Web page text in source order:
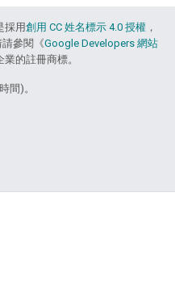
採用創用 CC 姓名標示 4.0 授權 ，
請參閱《Google Developers 網站
的註冊商標。
間)。